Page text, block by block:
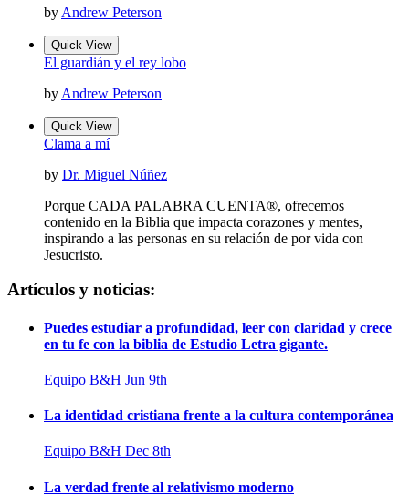
by Andrew Peterson
Quick View
El guardián y el rey lobo
by Andrew Peterson
Quick View
Clama a mí
by Dr. Miguel Núñez
Porque CADA PALABRA CUENTA®, ofrecemos
contenido en la Biblia que impacta corazones y mentes,
inspirando a las personas en su relación de por vida con
Jesucristo.
Artículos y noticias:
Puedes estudiar a profundidad, leer con claridad y crece
en tu fe con la biblia de Estudio Letra gigante.
Equipo B&H Jun 9th
La identidad cristiana frente a la cultura contemporánea
Equipo B&H Dec 8th
La verdad frente al relativismo moderno